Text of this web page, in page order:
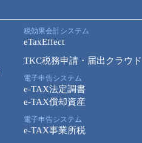
税効果会計システム
eTaxEffect
TKC税務申請・届出クラウド
電子申告システム
e-TAX法定調書
e-TAX償却資産
電子申告システム
e-TAX事業所税